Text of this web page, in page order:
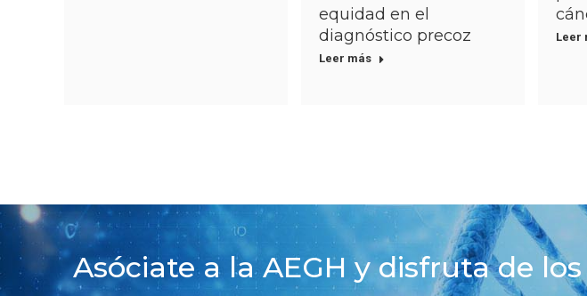
equidad en el
diagnóstico precoz
Leer más
Leer
Asóciate a la AEGH y disfruta de